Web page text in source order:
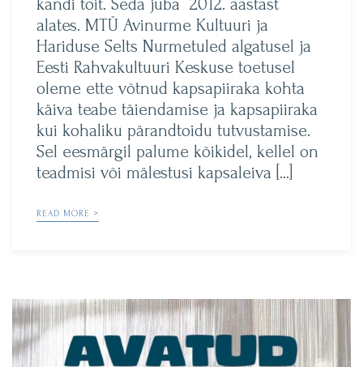
kandi toit. Seda juba 2012. aastast
alates. MTÜ Avinurme Kultuuri ja
Hariduse Selts Nurmetuled algatusel ja
Eesti Rahvakultuuri Keskuse toetusel
oleme ette võtnud kapsapiiraka kohta
käiva teabe täiendamise ja kapsapiiraka
kui kohaliku pärandtoidu tutvustamise.
Sel eesmärgil palume kõikidel, kellel on
teadmisi või mälestusi kapsaleiva […]
READ MORE >